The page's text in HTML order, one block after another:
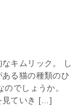
キムリック。 し
る猫の種類のひ
でしょうか。
見ていき […]